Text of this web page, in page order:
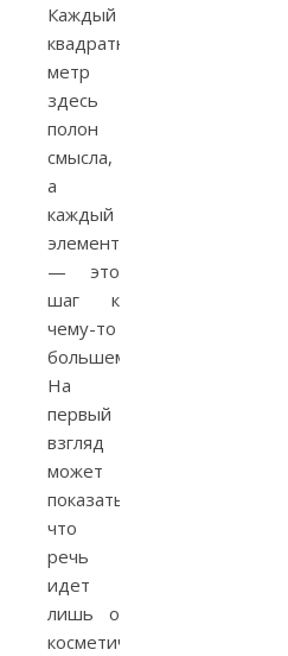
Каждый
квадратный
метр
здесь
полон
смысла,
а
каждый
элемент
— это
шаг к
чему-то
большему.
На
первый
взгляд
может
показаться,
что
речь
идет
лишь о
косметическом